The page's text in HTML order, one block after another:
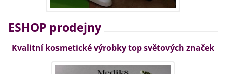
ESHOP prodejny
Kvalitní kosmetické výrobky top světových značek